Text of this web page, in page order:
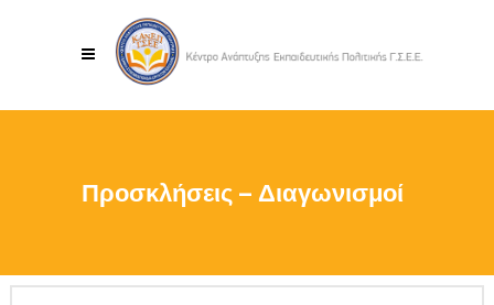
Προσκλήσεις – Διαγωνισμοί